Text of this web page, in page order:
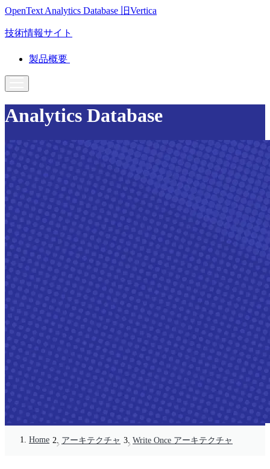
OpenText Analytics Database 旧Vertica
技術情報サイト
製品概要
Analytics Database
Home アーキテクチャ Write Once アーキテクチャ